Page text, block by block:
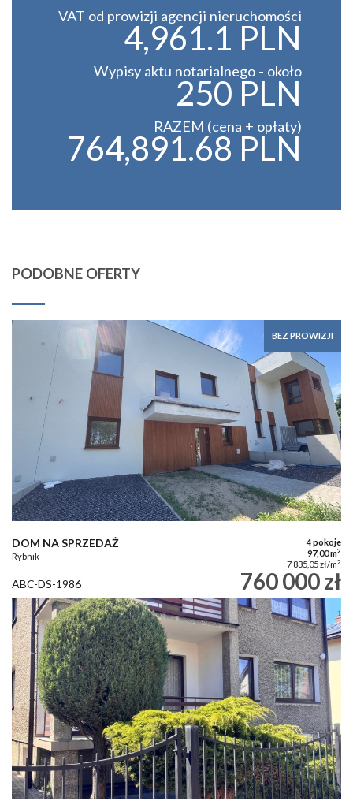
VAT od prowizji agencji nieruchomości
4,961.1 PLN
Wypisy aktu notarialnego - około
250 PLN
RAZEM (cena + opłaty)
764,891.68 PLN
PODOBNE OFERTY
BEZ PROWIZJI
DOM NA SPRZEDAŻ
Rybnik
4 pokoje
97,00 m2
7 835,05 zł/m2
ABC-DS-1986 760 000 zł